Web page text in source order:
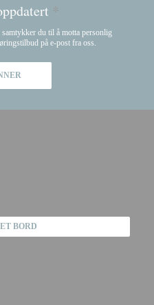
*
du til å motta personlig
på e-post fra oss.
BORD